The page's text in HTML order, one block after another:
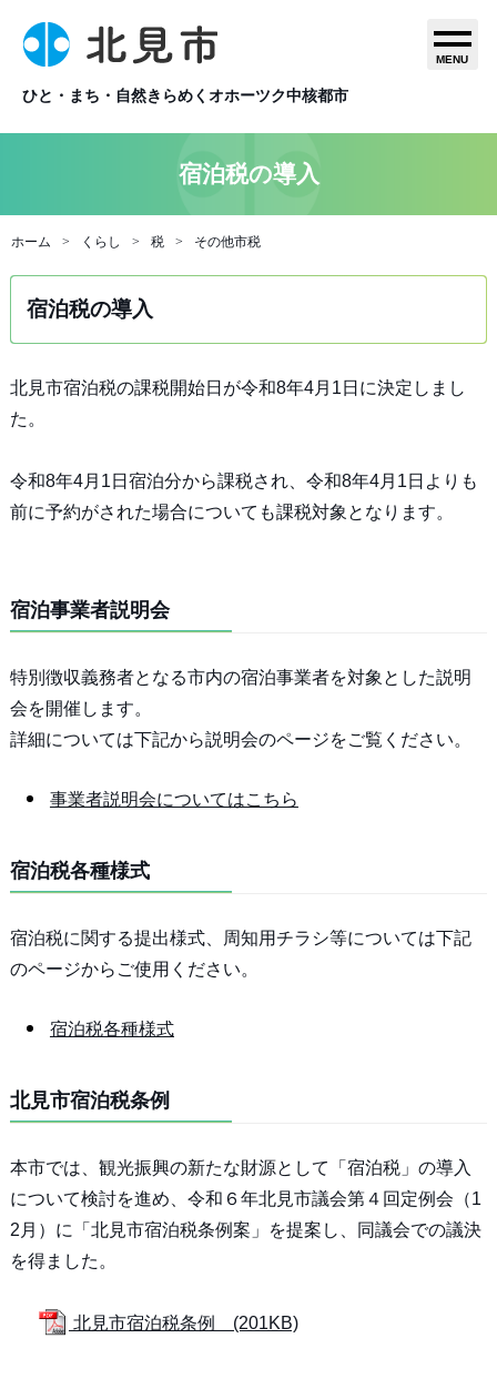
ひと・まち・自然きらめくオホーツク中核都市
MENU
宿泊税の導入
ホーム くらし 税 その他市税
宿泊税の導入
北見市宿泊税の課税開始日が令和8年4月1日に決定しまし
た。
令和8年4月1日宿泊分から課税され、令和8年4月1日よりも
前に予約がされた場合についても課税対象となります。
宿泊事業者説明会
特別徴収義務者となる市内の宿泊事業者を対象とした説明
会を開催します。
詳細については下記から説明会のページをご覧ください。
事業者説明会についてはこちら
宿泊税各種様式
宿泊税に関する提出様式、周知用チラシ等については下記
のページからご使用ください。
宿泊税各種様式
北見市宿泊税条例
本市では、観光振興の新たな財源として「宿泊税」の導入
について検討を進め、令和６年北見市議会第４回定例会（1
2月）に「北見市宿泊税条例案」を提案し、同議会での議決
を得ました。
北見市宿泊税条例 (201KB)